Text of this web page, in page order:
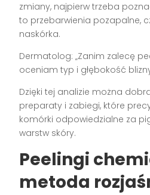
zmiany, najpierw trzeba
to przebarwienia pozapalne,
naskórka.
Dermatolog: „Zanim zalecę
oceniam typ i głębokość
Dzięki tej analizie można
preparaty i zabiegi, które
komórki odpowiedzialne za
warstw skóry.
Peelingi
metoda